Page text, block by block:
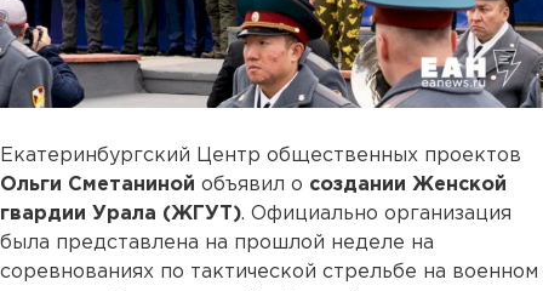
Екатеринбургский Центр общественных проектов
Ольги Сметаниной объявил о создании Женской
гвардии Урала (ЖГУТ). Официально организация
была представлена на прошлой неделе на
соревнованиях по тактической стрельбе на военном